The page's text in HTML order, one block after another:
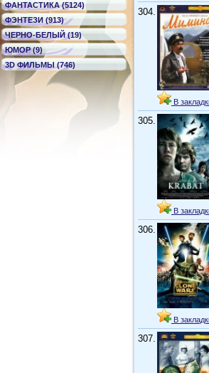
ФАНТАСТИКА (5124)
ФЭНТЕЗИ (913)
ЧЕРНО-БЕЛЫЙ (19)
ЮМОР (9)
3D ФИЛЬМЫ (746)
304.
В
305.
В
306.
В
307.